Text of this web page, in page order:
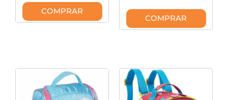
COMPRAR
COMPRAR